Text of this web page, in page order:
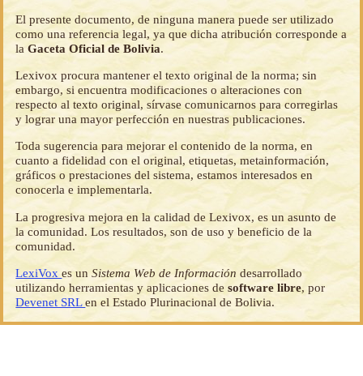
El presente documento, de ninguna manera puede ser utilizado
como una referencia legal, ya que dicha atribución corresponde a
laGaceta Oficial de Bolivia.
Lexivox procura mantener el texto original de la norma; sin
embargo, si encuentra modificaciones o alteraciones con
respecto al texto original, sírvase comunicarnos para corregirlas
y lograr una mayor perfección en nuestras publicaciones.
Toda sugerencia para mejorar el contenido de la norma, en
cuanto a fidelidad con el original, etiquetas, metainformación,
gráficos o prestaciones del sistema, estamos interesados en
conocerla e implementarla.
La progresiva mejora en la calidad de Lexivox, es un asunto de
la comunidad. Los resultados, son de uso y beneficio de la
comunidad.
LexiVoxes unSistema Web de Información desarrollado
utilizando herramientas y aplicaciones desoftware libre, por
Devenet SRLen el Estado Plurinacional de Bolivia.